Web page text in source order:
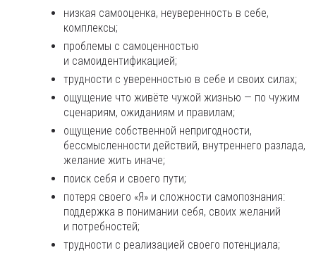
низкая самооценка, неуверенность в себе,
комплексы;
проблемы с самоценностью
и самоидентификацией;
трудности с уверенностью в себе и своих силах;
ощущение что живёте чужой жизнью — по чужим
сценариям, ожиданиям и правилам;
ощущение собственной непригодности,
бессмысленности действий, внутреннего разлада,
желание жить иначе;
поиск себя и своего пути;
потеря своего «Я» и сложности самопознания:
поддержка в понимании себя, своих желаний
и потребностей;
трудности с реализацией своего потенциала;